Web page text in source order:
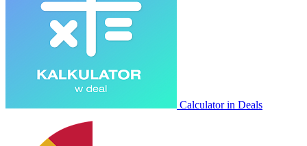
Calculator in Deals